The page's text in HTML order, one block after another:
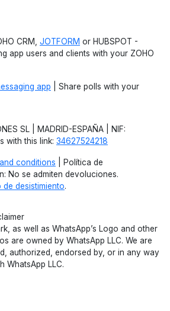
CRM, JOTFORM or HUBSPOT -
app users and clients with your ZOHO
app | Share polls with your
SL | MADRID-ESPAÑA | NIF:
with this link: 34627524218
conditions | Política de
No se admiten devoluciones.
de desistimiento.
as well as WhatsApp’s Logo and other
are owned by WhatsApp LLC. We are
authorized, endorsed by, or in any way
WhatsApp LLC.